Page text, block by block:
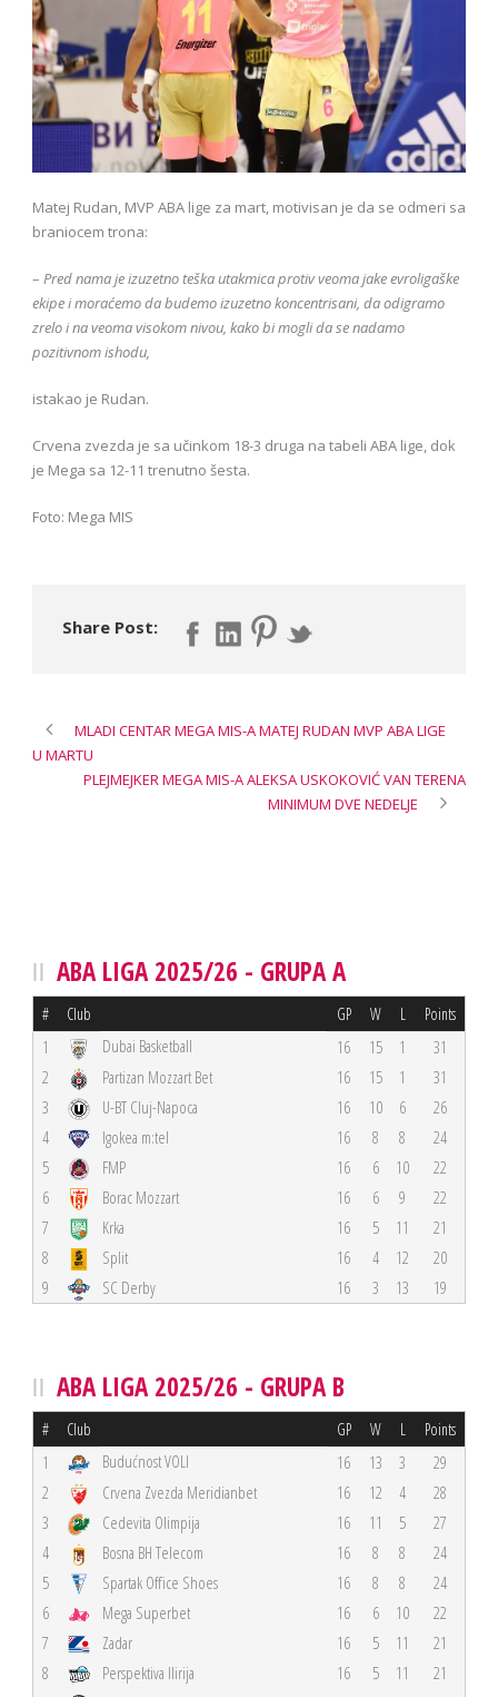
Matej Rudan, MVP ABA lige za mart, motivisan je da se odmeri sa
braniocem trona:
– Pred nama je izuzetno teška utakmica protiv veoma jake evroligaške
ekipe i moraćemo da budemo izuzetno koncentrisani, da odigramo
zrelo i na veoma visokom nivou, kako bi mogli da se nadamo
pozitivnom ishodu,
istakao je Rudan.
Crvena zvezda je sa učinkom 18-3 druga na tabeli ABA lige, dok
je Mega sa 12-11 trenutno šesta.
Foto: Mega MIS
Share Post:
MLADI CENTAR MEGA MIS-A MATEJ RUDAN MVP ABA LIGE
U MARTU
PLEJMEJKER MEGA MIS-A ALEKSA USKOKOVIĆ VAN TERENA
MINIMUM DVE NEDELJE
ABA LIGA 2025/26 - GRUPA A
# Club GP W L Points
1 Dubai Basketball 16 15 1
31
2
Partizan Mozzart Bet 16 15 1
31
3
U-BT Cluj-Napoca 16 10 6
26
4
Igokea m:tel 16 8 8
24
5
FMP 16 6 10
22
6
Borac Mozzart 16 6 9
22
7
Krka 16 5 11
21
8
Split 16 4 12
20
9
SC Derby 16 3 13 19
ABA LIGA 2025/26 - GRUPA B
# Club GP W L Points
1 Budućnost VOLI 16 13 3
29
2
Crvena Zvezda Meridianbet 16 12 4
28
3
Cedevita Olimpija 16 11 5
27
4
Bosna BH Telecom 16 8 8
24
5
Spartak Office Shoes 16 8 8
24
6
Mega Superbet 16 6 10
22
7
Zadar 16 5 11
21
8
Perspektiva Ilirija 16 5 11
21